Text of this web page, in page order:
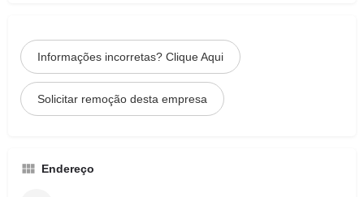
Informações incorretas? Clique Aqui
Solicitar remoção desta empresa
Endereço